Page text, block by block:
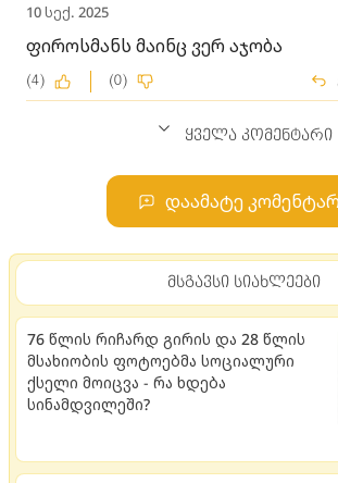
10 სექ. 2025
ფიროსმანს მაინც ვერ აჯობა
(4) (0)
ყველა კომენტარი
დაამატე
მსგავსი სიახლეები
76 წლის რიჩარდ გირის და 28 წლის
მსახიობის ფოტოებმა სოციალური
ქსელი მოიცვა - რა ხდება
სინამდვილეში?